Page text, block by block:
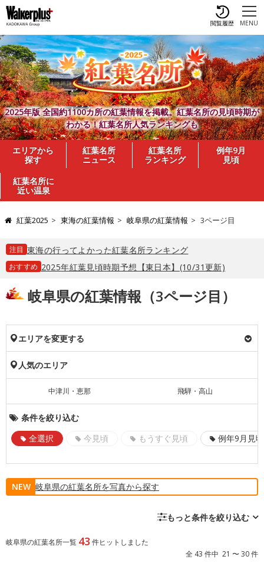
MENU
閲覧履歴
2025年版 全国約1100カ所の紅葉情報を掲載。紅葉名所の見頃時期が
わかる！紅葉名所人気ランキングも
エリアから
探す
紅葉名所
ニュース
紅葉名所
ランキング
例年9月
見頃
紅葉名所に
近い温泉
紅葉2025 東海の紅葉情報 岐阜県の紅葉情報 3ページ目
注目 東海の行ってよかった紅葉名所ランキング
おすすめ 2025年紅葉見頃時期予想【東日本】(10/31更新)
岐阜県の紅葉情報（3ページ目）
エリアを変更する
人気のエリア
中津川・恵那 飛騨・高山
条件を絞り込む
全選択
今見頃 もうすぐ見頃 例年9月見頃
NEW 岐阜県の紅葉名所を写真から探す
もっと条件を絞り込む
岐阜県の紅葉名所一覧 43 件ヒットしました
全 43 件中 21 〜 30 件